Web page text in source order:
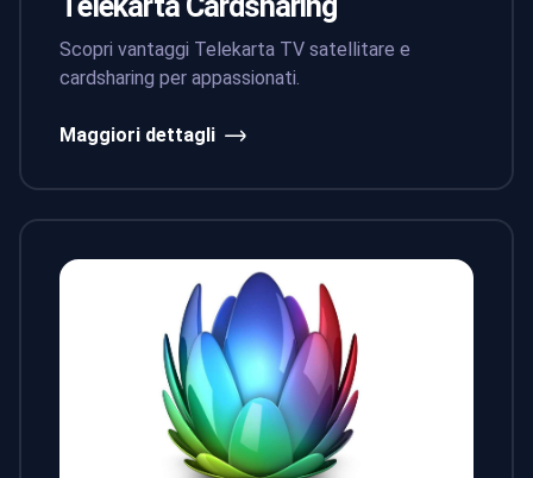
Scopri vantaggi Telekarta TV satellitare e
cardsharing per appassionati.
Maggiori dettagli